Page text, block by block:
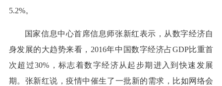
5.2%。
国家信息中心首席信息师张新红表示，从数字经济自
身发展的大趋势来看，2016年中国数字经济占GDP比重首
次超过30%，标志着数字经济从起步期进入到快速发展
期。张新红说，疫情中催生了一批新的需求，比如网络会